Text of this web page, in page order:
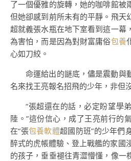
了一個優雅的旋轉，她的咖啡館被
但她卻感到前所未有的平靜。飛天
超就義張水瓶在地下室看到這一幕
為害怕，而是因為對財富庸俗包養
心如刀絞。
命運給出的謎底，儘是震動與
名來找王亮報名招飛的少年，非但
“張超還在的話，必定盼望學
陸。”這份信心，成了王亮前行的
在“張包養軟體超國防班”的少年們
醉式的虎帳體驗、登上戰艦的家國
的孩子，垂垂褪往青澀懵懂，像一